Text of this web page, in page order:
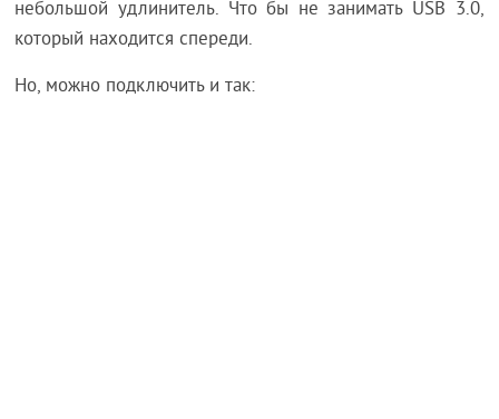
небольшой удлинитель. Что бы не занимать USB 3.0,
который находится спереди.
Но, можно подключить и так: